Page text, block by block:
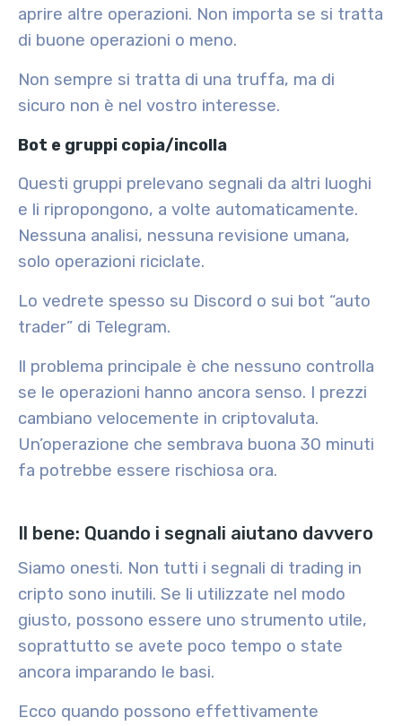
aprire altre operazioni. Non importa se si tratta
di buone operazioni o meno.
Non sempre si tratta di una truffa, ma di
sicuro non è nel vostro interesse.
Bot e gruppi copia/incolla
Questi gruppi prelevano segnali da altri luoghi
e li ripropongono, a volte automaticamente.
Nessuna analisi, nessuna revisione umana,
solo operazioni riciclate.
Lo vedrete spesso su Discord o sui bot “auto
trader” di Telegram.
Il problema principale è che nessuno controlla
se le operazioni hanno ancora senso. I prezzi
cambiano velocemente in criptovaluta.
Un’operazione che sembrava buona 30 minuti
fa potrebbe essere rischiosa ora.
Il bene: Quando i segnali aiutano davvero
Siamo onesti. Non tutti i segnali di trading in
cripto sono inutili. Se li utilizzate nel modo
giusto, possono essere uno strumento utile,
soprattutto se avete poco tempo o state
ancora imparando le basi.
Ecco quando possono effettivamente